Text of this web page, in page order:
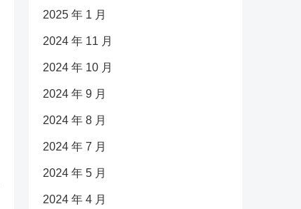
2025 年 1 月
2024 年 11 月
2024 年 10 月
2024 年 9 月
2024 年 8 月
2024 年 7 月
2024 年 5 月
2024 年 4 月